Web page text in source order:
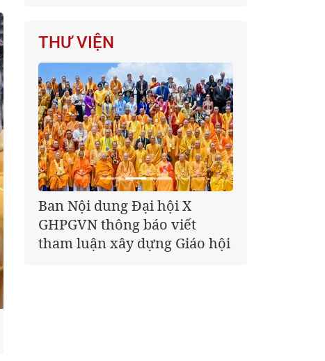
THƯ VIỆN
Giáo hội kêu gọi Tăng Ni,
Phật tử cả nước thể hiện tấm
lòng tri ân trọn vẹn nghĩa